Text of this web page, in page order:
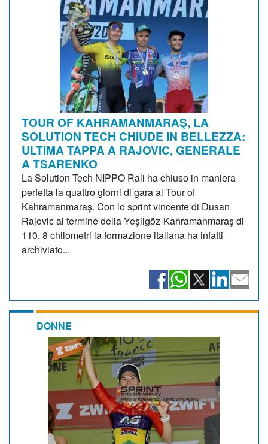
TOUR OF KAHRAMANMARAŞ, LA
SOLUTION TECH CHIUDE IN BELLEZZA:
ULTIMA TAPPA A RAJOVIC, GENERALE
A TSARENKO
La Solution Tech NIPPO Rali ha chiuso in maniera
perfetta la quattro giorni di gara al Tour of
Kahramanmaraş. Con lo sprint vincente di Dusan
Rajovic al termine della Yeşilgöz-Kahramanmaraş di
110, 8 chilometri la formazione italiana ha infatti
archiviato...
DONNE